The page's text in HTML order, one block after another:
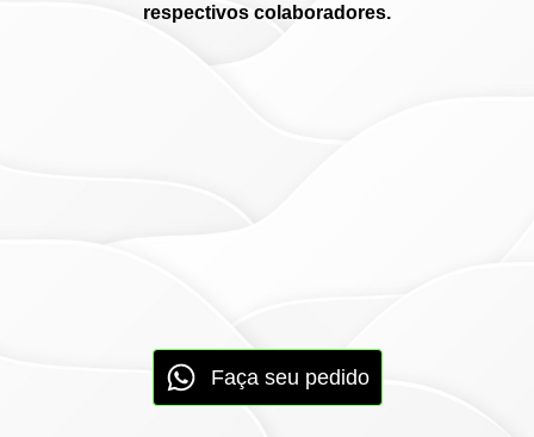
respectivos colaboradores.
Faça seu pedido